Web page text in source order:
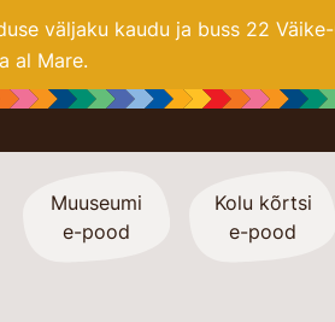
väljaku kaudu ja buss 22
al Mare.
Muuseumi
e-pood
Kolu kõrtsi
e-pood